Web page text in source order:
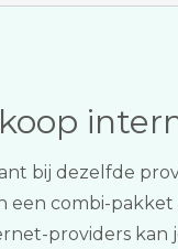
bij dezelfde
een combi-pakket
providers kan